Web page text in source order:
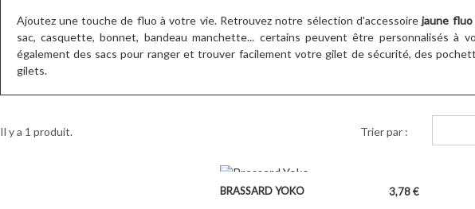
Ajoutez une touche de fluo à votre vie. Retrouvez notre sélection d'accessoirejaune
sac, casquette, bonnet, bandeau manchette... certains peuvent être personnalisés à
également des sacs pour ranger et trouver facilement votre gilet de sécurité, des
gilets.
Il y a 1 produit. Trier par :
BRASSARD YOKO Prix
3,78 €
APERÇU RAPIDE